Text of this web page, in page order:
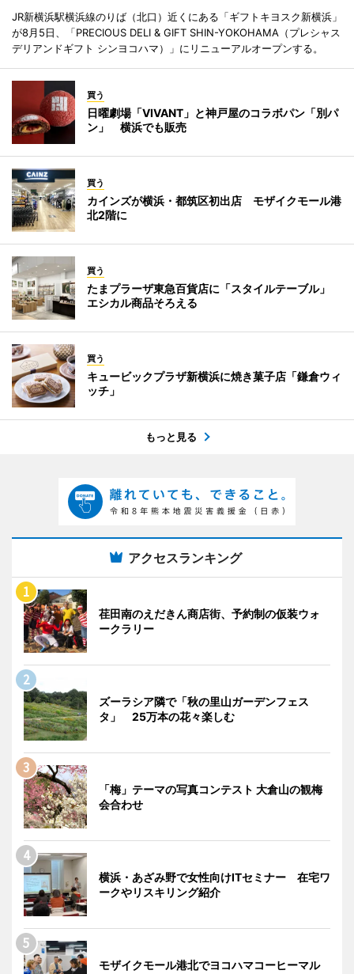
JR新横浜駅横浜線のりば（北口）近くにある「ギフトキヨスク新横浜」
が8月5日、「PRECIOUS DELI & GIFT SHIN-YOKOHAMA（プレシャス
デリアンドギフト シンヨコハマ）」にリニューアルオープンする。
買う
日曜劇場「VIVANT」と神戸屋のコラボパン「別パ
ン」 横浜でも販売
買う
カインズが横浜・都筑区初出店 モザイクモール港
北2階に
買う
たまプラーザ東急百貨店に「スタイルテーブル」
エシカル商品そろえる
買う
キュービックプラザ新横浜に焼き菓子店「鎌倉ウィ
ッチ」
もっと見る
アクセスランキング
荏田南のえだきん商店街、予約制の仮装ウォ
ークラリー
ズーラシア隣で「秋の里山ガーデンフェス
タ」 25万本の花々楽しむ
「梅」テーマの写真コンテスト 大倉山の観梅
会合わせ
横浜・あざみ野で女性向けITセミナー 在宅ワ
ークやリスキリング紹介
モザイクモール港北でヨコハマコーヒーマル